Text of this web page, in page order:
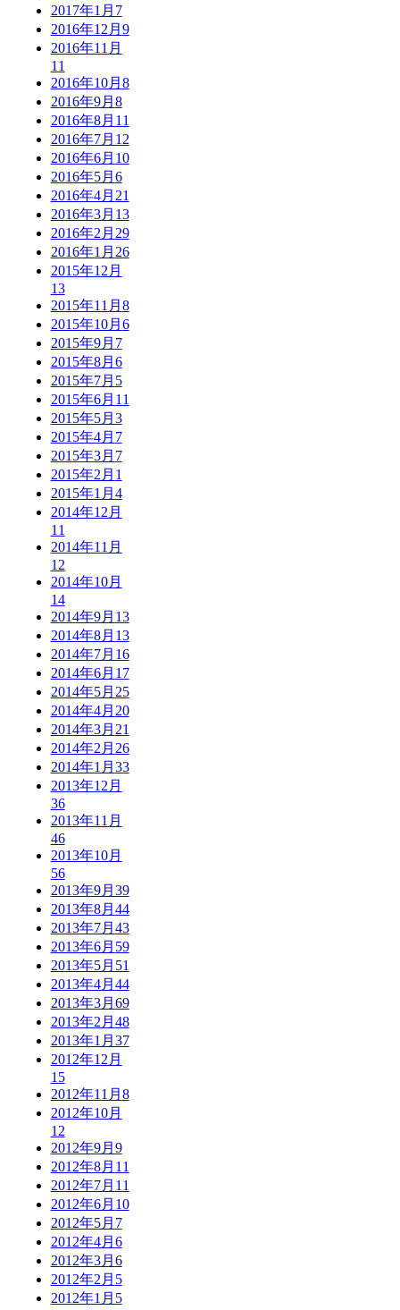
2017年1月 7
2016年12月 9
2016年11月
11
2016年10月 8
2016年9月 8
2016年8月 11
2016年7月 12
2016年6月 10
2016年5月 6
2016年4月 21
2016年3月 13
2016年2月 29
2016年1月 26
2015年12月
13
2015年11月 8
2015年10月 6
2015年9月 7
2015年8月 6
2015年7月 5
2015年6月 11
2015年5月 3
2015年4月 7
2015年3月 7
2015年2月 1
2015年1月 4
2014年12月
11
2014年11月
12
2014年10月
14
2014年9月 13
2014年8月 13
2014年7月 16
2014年6月 17
2014年5月 25
2014年4月 20
2014年3月 21
2014年2月 26
2014年1月 33
2013年12月
36
2013年11月
46
2013年10月
56
2013年9月 39
2013年8月 44
2013年7月 43
2013年6月 59
2013年5月 51
2013年4月 44
2013年3月 69
2013年2月 48
2013年1月 37
2012年12月
15
2012年11月 8
2012年10月
12
2012年9月 9
2012年8月 11
2012年7月 11
2012年6月 10
2012年5月 7
2012年4月 6
2012年3月 6
2012年2月 5
2012年1月 5